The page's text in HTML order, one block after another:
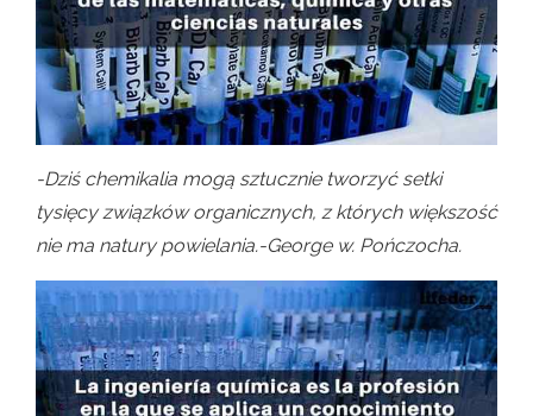
-Dziś chemikalia mogą sztucznie tworzyć setki
tysięcy związków organicznych, z których większość
nie ma natury powielania.-George w. Pończocha.